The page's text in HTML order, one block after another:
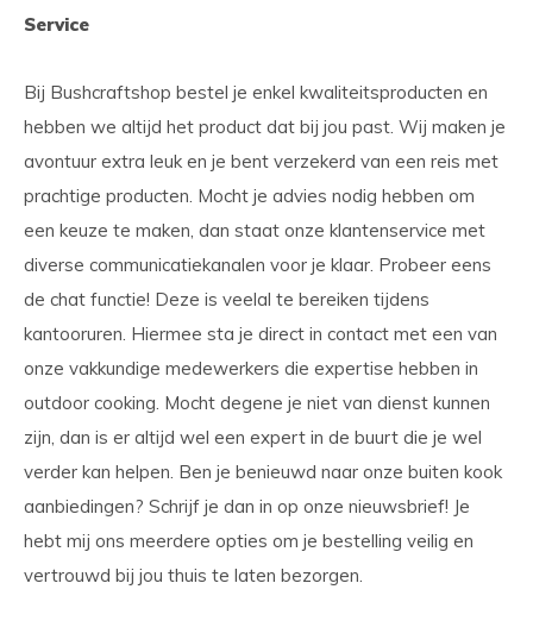
Service
Bij Bushcraftshop bestel je enkel kwaliteitsproducten en
hebben we altijd het product dat bij jou past. Wij maken je
avontuur extra leuk en je bent verzekerd van een reis met
prachtige producten. Mocht je advies nodig hebben om
een keuze te maken, dan staat onze klantenservice met
diverse communicatiekanalen voor je klaar. Probeer eens
de chat functie! Deze is veelal te bereiken tijdens
kantooruren. Hiermee sta je direct in contact met een van
onze vakkundige medewerkers die expertise hebben in
outdoor cooking. Mocht degene je niet van dienst kunnen
zijn, dan is er altijd wel een expert in de buurt die je wel
verder kan helpen. Ben je benieuwd naar onze buiten kook
aanbiedingen? Schrijf je dan in op onze nieuwsbrief! Je
hebt mij ons meerdere opties om je bestelling veilig en
vertrouwd bij jou thuis te laten bezorgen.